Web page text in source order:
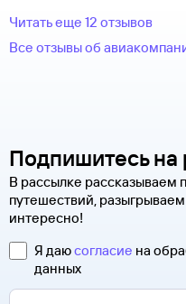
Читать еще 12 отзывов
Все отзывы об
Подпишитесь на
В рассылке рассказываем
путешествий,
интересно!
Я даюсогласие на
данных